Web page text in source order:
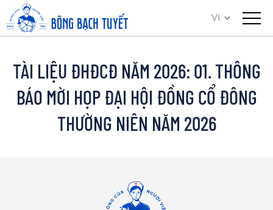
VI
TÀI LIỆU ĐHĐCĐ NĂM 2026: 01. THÔNG
BÁO MỜI HỌP ĐẠI HỘI ĐỒNG CỔ ĐÔNG
THƯỜNG NIÊN NĂM 2026